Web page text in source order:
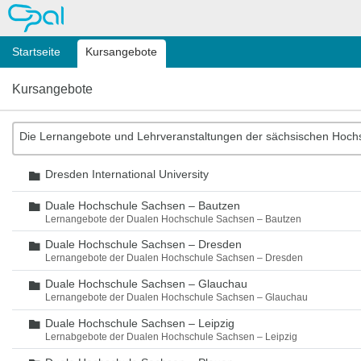
OPAL
Startseite Kursangebote
Kursangebote
Die Lernangebote und Lehrveranstaltungen der sächsischen
Ordner
Dresden International University
Ordner
Duale Hochschule Sachsen – Bautzen
Lernangebote der Dualen Hochschule Sachsen – Bautzen
Ordner
Duale Hochschule Sachsen – Dresden
Lernangebote der Dualen Hochschule Sachsen – Dresden
Ordner
Duale Hochschule Sachsen – Glauchau
Lernangebote der Dualen Hochschule Sachsen – Glauchau
Ordner
Duale Hochschule Sachsen – Leipzig
Lernabgebote der Dualen Hochschule Sachsen – Leipzig